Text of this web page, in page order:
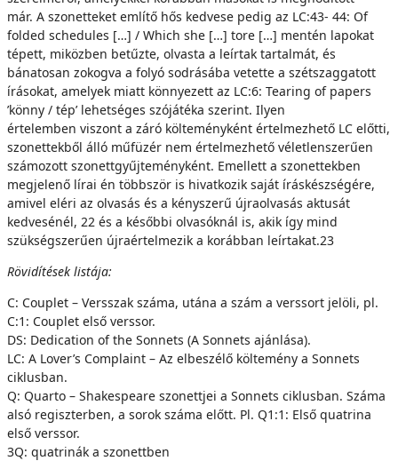
már. A szonetteket említő hős kedvese pedig az LC:43- 44: Of
folded schedules […] / Which she […] tore […] mentén lapokat
tépett, miközben betűzte, olvasta a leírtak tartalmát, és
bánatosan zokogva a folyó sodrásába vetette a szétszaggatott
írásokat, amelyek miatt könnyezett az LC:6: Tearing of papers
’könny / tép’ lehetséges szójátéka szerint. Ilyen
értelemben viszont a záró költeményként értelmezhető LC előtti,
szonettekből álló műfüzér nem értelmezhető véletlenszerűen
számozott szonettgyűjteményként. Emellett a szonettekben
megjelenő lírai én többször is hivatkozik saját íráskészségére,
amivel eléri az olvasás és a kényszerű újraolvasás aktusát
kedvesénél, 22 és a későbbi olvasóknál is, akik így mind
szükségszerűen újraértelmezik a korábban leírtakat.23
Rövidítések listája:
C: Couplet – Versszak száma, utána a szám a verssort jelöli, pl.
C:1: Couplet első verssor.
DS: Dedication of the Sonnets (A Sonnets ajánlása).
LC: A Lover’s Complaint – Az elbeszélő költemény a Sonnets
ciklusban.
Q: Quarto – Shakespeare szonettjei a Sonnets ciklusban. Száma
alsó regiszterben, a sorok száma előtt. Pl. Q1:1: Első quatrina
első verssor.
3Q: quatrinák a szonettben